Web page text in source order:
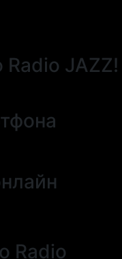
Radio JAZZ!
Radio